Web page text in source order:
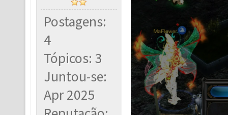
Postagens:
4
Tópicos: 3
Juntou-se:
Apr 2025